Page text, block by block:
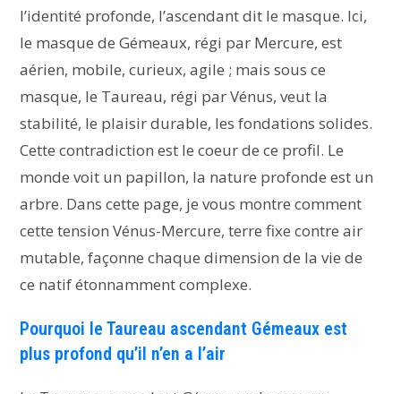
l’identité profonde, l’ascendant dit le masque. Ici,
le masque de Gémeaux, régi par Mercure, est
aérien, mobile, curieux, agile ; mais sous ce
masque, le Taureau, régi par Vénus, veut la
stabilité, le plaisir durable, les fondations solides.
Cette contradiction est le coeur de ce profil. Le
monde voit un papillon, la nature profonde est un
arbre. Dans cette page, je vous montre comment
cette tension Vénus-Mercure, terre fixe contre air
mutable, façonne chaque dimension de la vie de
ce natif étonnamment complexe.
Pourquoi le Taureau ascendant Gémeaux est
plus profond qu’il n’en a l’air